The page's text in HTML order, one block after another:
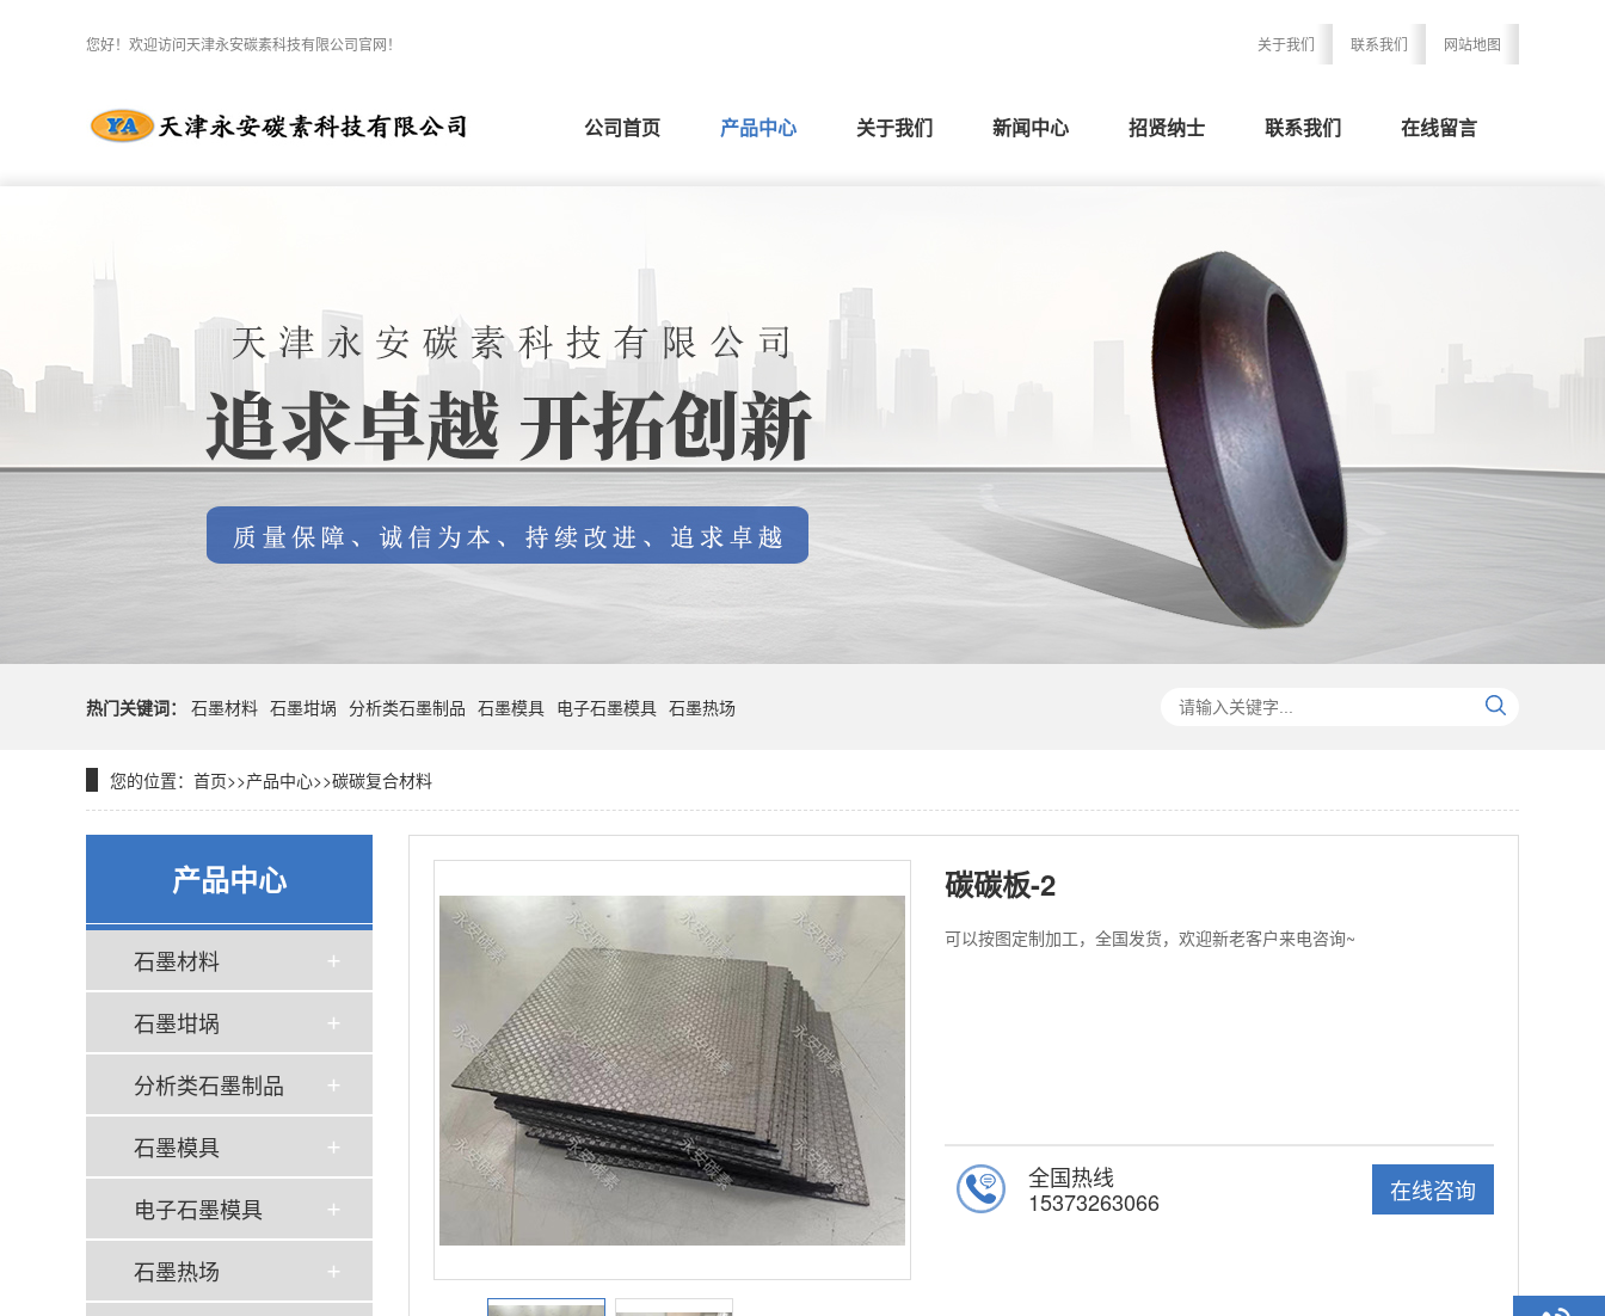
关于我们 联系我们 网站地图
您好！欢迎访问天津永安碳素科技有限公司官网！
公司首页 产品中心 关于我们 新闻中心 招贤纳士 联系我们 在线留言
热门关键词： 石墨材料 石墨坩埚 分析类石墨制品 石墨模具 电子石墨模具 石墨热场
您的位置： 首页>>产品中心>>碳碳复合材料
产品中心
石墨材料
石墨坩埚
分析类石墨制品
石墨模具
电子石墨模具
石墨热场
碳碳板-2
可以按图定制加工，全国发货，欢迎新老客户来电咨询~
在线咨询
全国热线
15373263066